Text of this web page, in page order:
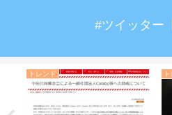
#ツイッター
トレンド